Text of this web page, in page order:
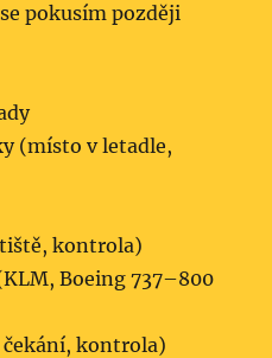
pokusím později
(místo v letadle,
kontrola)
Boeing 737–800
kontrola)